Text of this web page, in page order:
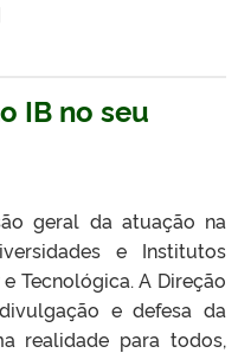
IB no seu
geral da atuação na
e Institutos
Tecnológica. A Direção
e defesa da
realidade para todos,